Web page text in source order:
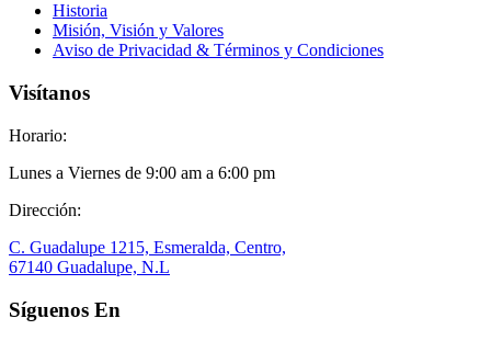
Historia
Misión, Visión y Valores
Aviso de Privacidad & Términos y Condiciones
Visítanos
Horario:
Lunes a Viernes de 9:00 am a 6:00 pm
Dirección:
C. Guadalupe 1215, Esmeralda, Centro,
67140 Guadalupe, N.L
Síguenos En